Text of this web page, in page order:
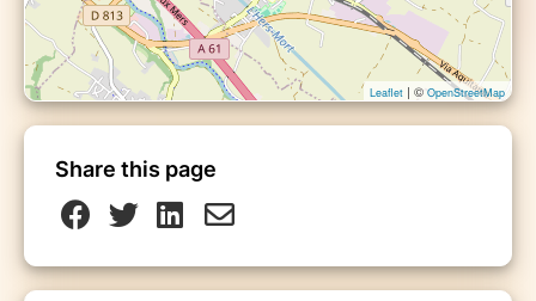
Leaflet | © OpenStreetMap
Share this page